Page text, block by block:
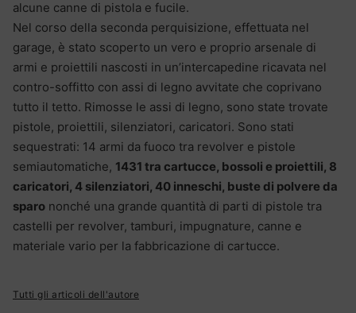
alcune canne di pistola e fucile.
Nel corso della seconda perquisizione, effettuata nel
garage, è stato scoperto un vero e proprio arsenale di
armi e proiettili nascosti in un’intercapedine ricavata nel
contro-soffitto con assi di legno avvitate che coprivano
tutto il tetto. Rimosse le assi di legno, sono state trovate
pistole, proiettili, silenziatori, caricatori. Sono stati
sequestrati: 14 armi da fuoco tra revolver e pistole
semiautomatiche, 1431 tra cartucce, bossoli e proiettili, 8
caricatori, 4 silenziatori, 40 inneschi, buste di polvere da
sparo nonché una grande quantità di parti di pistole tra
castelli per revolver, tamburi, impugnature, canne e
materiale vario per la fabbricazione di cartucce.
Tutti gli articoli dell'autore